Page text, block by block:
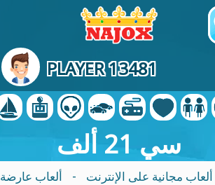
PLAYER 13481
سي 21 ألف
ألعاب مجانية على الإنترنت - ألعاب عارضة